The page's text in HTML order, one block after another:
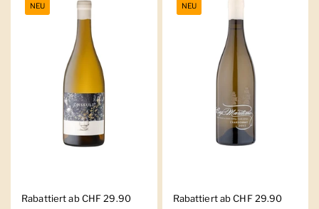
Regulärer Preis
Rabattiert ab CHF 29.90
NEU
Regulärer Preis
Rabattiert ab CHF 29.90
NEU